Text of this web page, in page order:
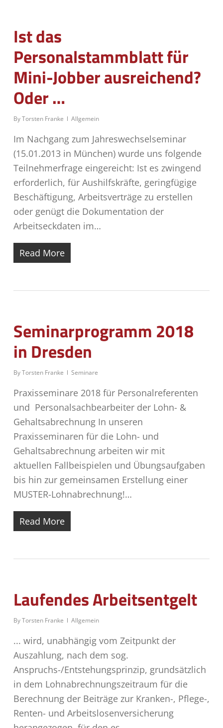
Ist das
Personalstammblatt für
Mini-Jobber ausreichend?
Oder …
ByTorsten Franke Allgemein
Im Nachgang zum Jahreswechselseminar
(15.01.2013 in München) wurde uns folgende
Teilnehmerfrage eingereicht: Ist es zwingend
erforderlich, für Aushilfskräfte, geringfügige
Beschäftigung, Arbeitsverträge zu erstellen
oder genügt die Dokumentation der
Arbeitseckdaten im…
Read More
Seminarprogramm 2018
in Dresden
ByTorsten Franke Seminare
Praxisseminare 2018 für Personalreferenten
und Personalsachbearbeiter der Lohn- &
Gehaltsabrechnung In unseren
Praxisseminaren für die Lohn- und
Gehaltsabrechnung arbeiten wir mit
aktuellen Fallbeispielen und Übungsaufgaben
bis hin zur gemeinsamen Erstellung einer
MUSTER-Lohnabrechnung!…
Read More
Laufendes Arbeitsentgelt
ByTorsten Franke Allgemein
... wird, unabhängig vom Zeitpunkt der
Auszahlung, nach dem sog.
Anspruchs-/Entstehungsprinzip, grund­sätzlich
in dem Lohnabrechnungszeitraum für die
Berechnung der Beiträge zur Kran­ken-, Pflege-,
Renten- und Arbeitslosenversicherung